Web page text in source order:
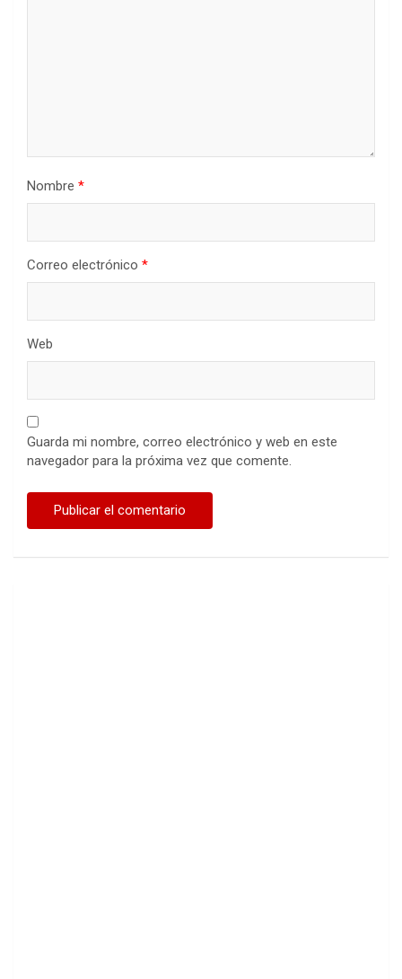
Nombre *
Correo electrónico *
Web
Guarda mi nombre, correo electrónico y web en este
navegador para la próxima vez que comente.